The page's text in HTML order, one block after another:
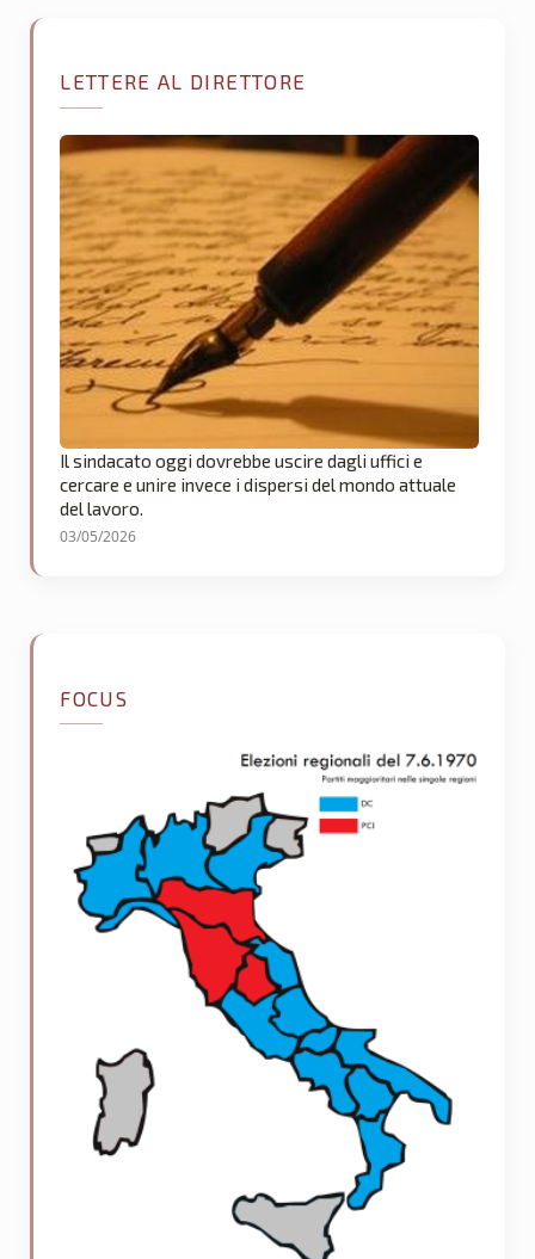
LETTERE AL DIRETTORE
Il sindacato oggi dovrebbe uscire dagli uffici e
cercare e unire invece i dispersi del mondo attuale
del lavoro.
03/05/2026
FOCUS